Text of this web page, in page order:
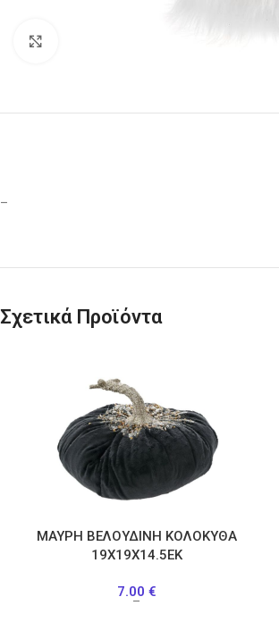
–
Σχετικά Προϊόντα
ΜΑΥΡΗ ΒΕΛΟΥΔΙΝΗ ΚΟΛΟΚΥΘΑ
19Χ19Χ14.5ΕΚ
7.00 €
–